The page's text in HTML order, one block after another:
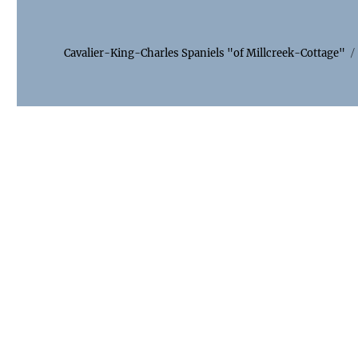
Cavalier-King-Charles Spaniels "of Millcreek-Cottage"